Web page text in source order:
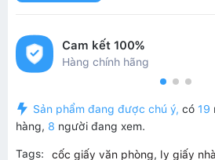
Cam kết 100%
Hàng chính hãng
Sản phẩm đang được chú ý, có 19
hàng, 8 người đang xem.
Tags: cốc giấy văn phòng, ly giấy